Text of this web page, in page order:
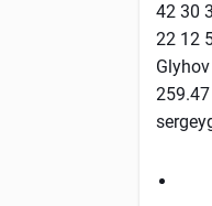
42 30
22 12